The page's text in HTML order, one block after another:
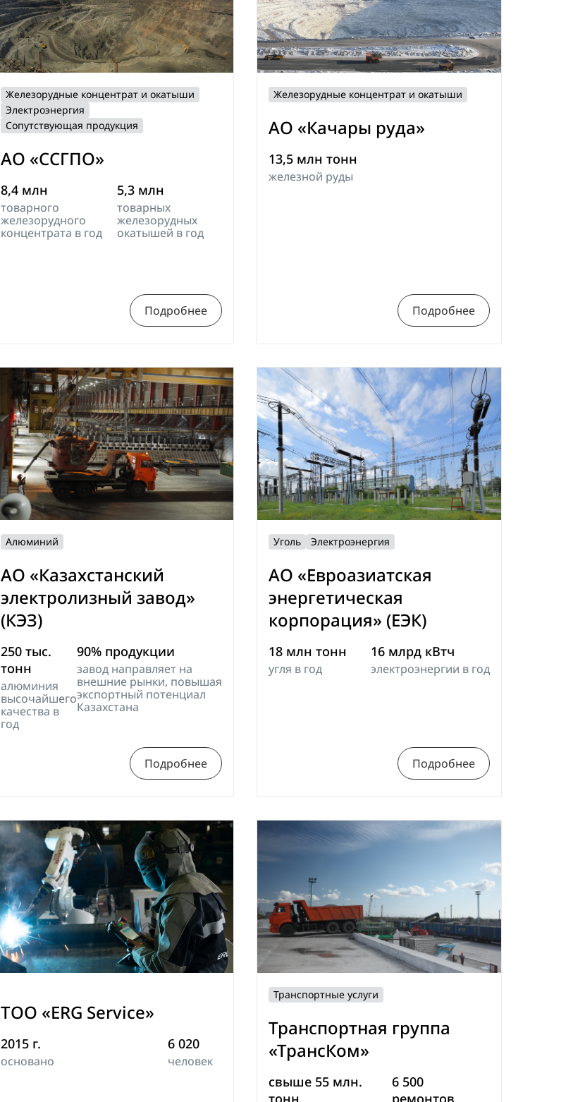
Железорудные концентрат и окатыши
Электроэнергия
Сопутствующая продукция
АО «ССГПО»
8,4 млн
товарного
железорудного
концентрата в год
5,3 млн
товарных
железорудных
окатышей в год
Подробнее
Железорудные концентрат и окатыши
АО «Качары руда»
13,5 млн тонн
железной руды
Подробнее
Алюминий
АО «Казахстанский
электролизный завод»
(КЭЗ)
250 тыс.
тонн
алюминия
высочайшего
качества в
год
90% продукции
завод направляет на
внешние рынки, повышая
экспортный потенциал
Казахстана
Подробнее
Уголь Электроэнергия
АО «Евроазиатская
энергетическая
корпорация» (ЕЭК)
18 млн тонн
угля в год
16 млрд кВтч
электроэнергии в год
Подробнее
ТОО «ERG Service»
2015 г.
основано
6 020
человек
Транспортные услуги
Транспортная группа
«ТрансКом»
свыше 55 млн.
тонн
6 500
ремонтов